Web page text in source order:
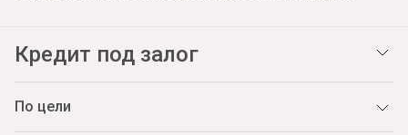
Кредит под залог
По цели